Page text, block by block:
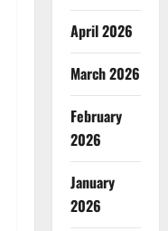
April 2026
March 2026
February
2026
January
2026